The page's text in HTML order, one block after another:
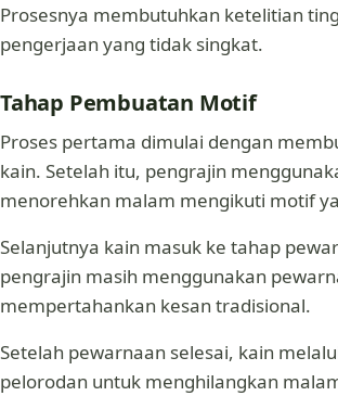
Prosesnya membutuhkan ketelitian
pengerjaan yang tidak singkat.
Tahap Pembuatan Motif
Proses pertama dimulai dengan
kain. Setelah itu, pengrajin
menorehkan malam mengikuti motif
Selanjutnya kain masuk ke tahap
pengrajin masih menggunakan
mempertahankan kesan tradisional.
Setelah pewarnaan selesai, kain
pelorodan untuk menghilangkan